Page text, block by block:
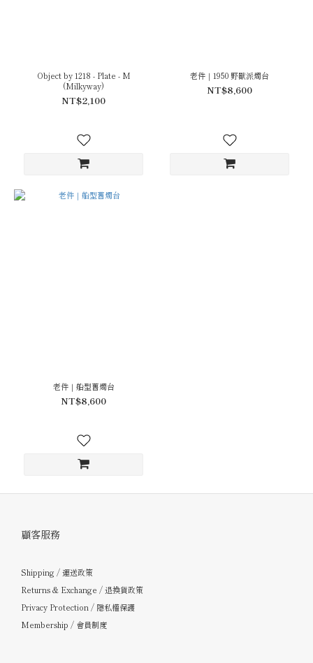
Object by 1218 - Plate - M
(Milkyway)
NT$2,100
老件｜1950 野獸派燭台
NT$8,600
老件｜船型舊燭台
NT$8,600
顧客服務
Shipping / 運送政策
Returns & Exchange / 退換貨政策
Privacy Protection / 隱私權保護
Membership / 會員制度